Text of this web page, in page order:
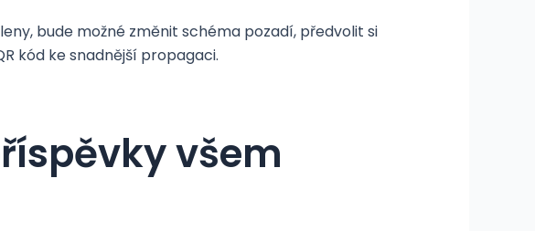
bude možné změnit schéma pozadí, předvolit si
kód ke snadnější propagaci.
všem